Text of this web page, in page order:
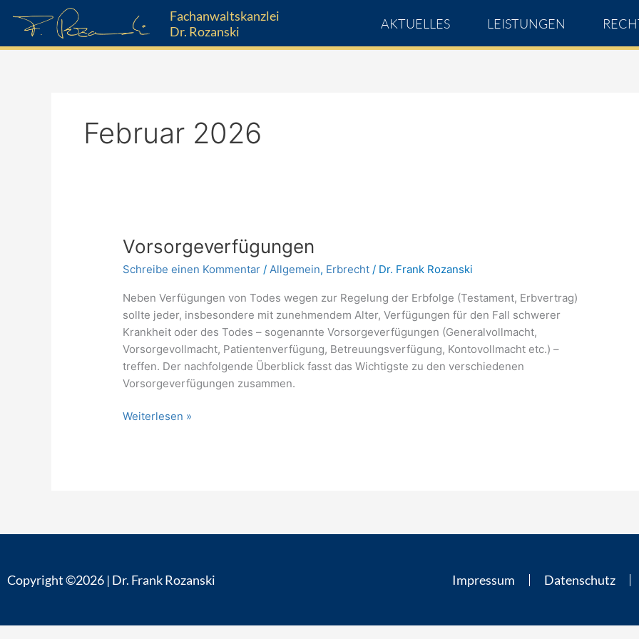
Inhalt
springen
Fachanwaltskanzlei
Dr. Rozanski
AKTUELLES LEISTUNGEN
Februar 2026
Vorsorgeverfügungen
Schreibe einen Kommentar / Allgemein, Erbrecht / Dr. Frank Rozanski
Neben Verfügungen von Todes wegen zur Regelung der Erbfolge (Testament, Erbvertrag)
sollte jeder, insbesondere mit zunehmendem Alter, Verfügungen für den Fall schwerer
Krankheit oder des Todes – sogenannte Vorsorgeverfügungen (Generalvollmacht,
Vorsorgevollmacht, Patientenverfügung, Betreuungsverfügung, Kontovollmacht etc.) –
treffen. Der nachfolgende Überblick fasst das Wichtigste zu den verschiedenen
Vorsorgeverfügungen zusammen.
Vorsorgeverfügungen
Weiterlesen »
Copyright ©2026 | Dr. Frank Rozanski Impressum Datenschutz